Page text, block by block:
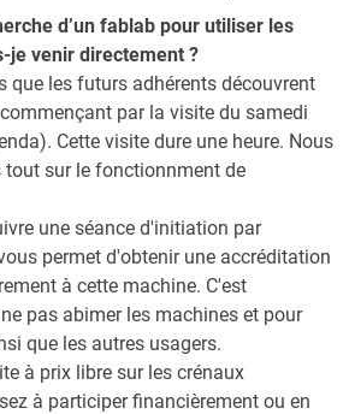
d’un fablab pour utiliser les
je venir directement ?
que les futurs adhérents découvrent
par la visite du samedi
Cette visite dure une heure. Nous
sur le fonctionnment de
une séance d'initiation par
permet d'obtenir une accréditation
à cette machine. C'est
pas abimer les machines et pour
que les autres usagers.
à prix libre sur les crénaux
à participer financièrement ou en